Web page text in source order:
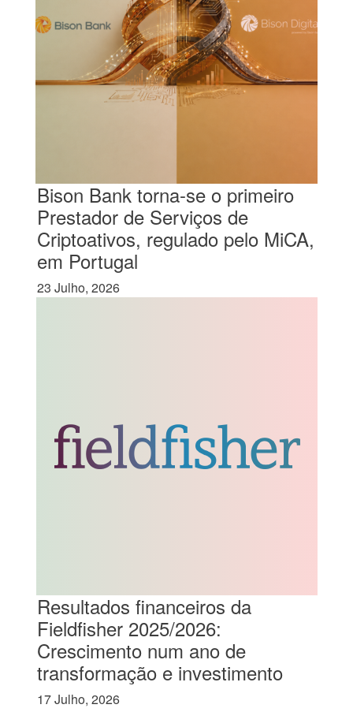
Bison Bank torna-se o primeiro
Prestador de Serviços de
Criptoativos, regulado pelo MiCA,
em Portugal
23 Julho, 2026
Resultados financeiros da
Fieldfisher 2025/2026:
Crescimento num ano de
transformação e investimento
17 Julho, 2026